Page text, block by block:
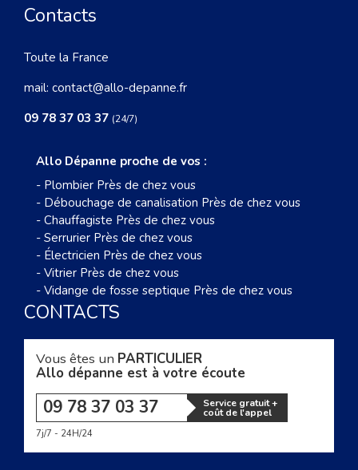
Contacts
Toute la France
mail: contact@allo-depanne.fr
09 78 37 03 37 (24/7)
Allo Dépanne proche de vos :
- Plombier Près de chez vous
- Débouchage de canalisation Près de chez vous
- Chauffagiste Près de chez vous
- Serrurier Près de chez vous
- Électricien Près de chez vous
- Vitrier Près de chez vous
- Vidange de fosse septique Près de chez vous
CONTACTS
Vous êtes un PARTICULIER
Allo dépanne est à votre écoute
09 78 37 03 37 Service gratuit +
coût de l'appel
7j/7 - 24H/24